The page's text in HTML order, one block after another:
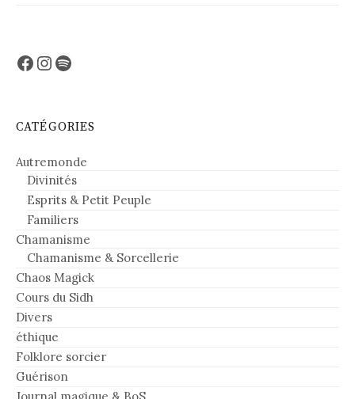
Facebook
Instagram
Spotify
CATÉGORIES
Autremonde
Divinités
Esprits & Petit Peuple
Familiers
Chamanisme
Chamanisme & Sorcellerie
Chaos Magick
Cours du Sidh
Divers
éthique
Folklore sorcier
Guérison